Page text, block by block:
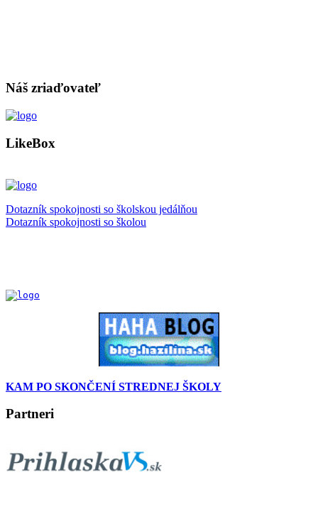
Náš zriaďovateľ
LikeBox
Dotazník spokojnosti so školskou jedálňou
Dotazník spokojnosti so školou
KAM PO SKONČENÍ STREDNEJ ŠKOLY
Partneri